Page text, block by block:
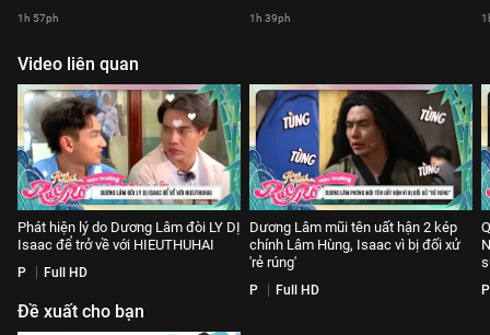
1h 57ph 1h 39ph
Video liên quan
Phát hiện lý do Dương Lâm đòi LY DỊ
Isaac để trở về với HIEUTHUHAI
P Full HD
Dương Lâm mũi tên uất hận 2 kép
chính Lâm Hùng, Isaac vì bị đối xử
'rẻ rúng'
P Full HD P
Đề xuất cho bạn